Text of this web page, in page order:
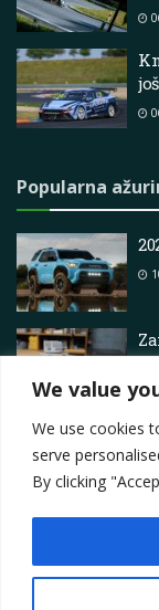
We value
We use cookies
serve
By clicking
Popularna
Privacy Policy